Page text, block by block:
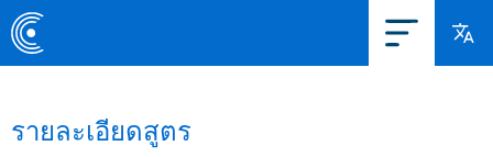
รายละเอียดสูตร